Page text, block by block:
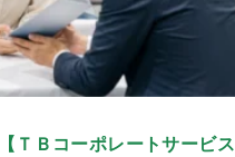
ＴＢコーポレートサービス